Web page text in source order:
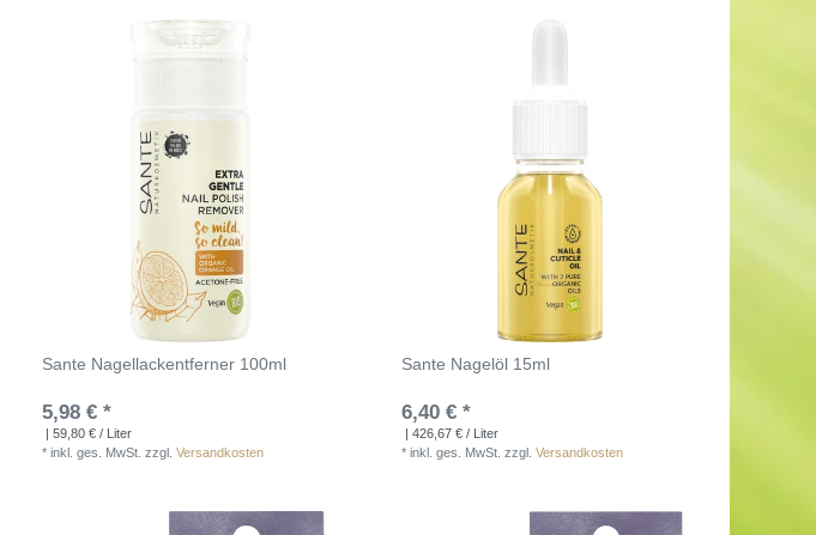
Sante Nagellackentferner 100ml
5,98 € *
| 59,80 € / Liter
*inkl. ges. MwSt. zzgl.Versandkosten
Sante Nagelöl 15ml
6,40 € *
| 426,67 € / Liter
*inkl. ges. MwSt. zzgl.Versandkosten